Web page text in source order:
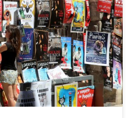
d’Avignon OFF bat un record en nombre
cette année 2019, c’est 5920 artistes qui
avec un total de 1592 spectacles dont
pour la première fois à